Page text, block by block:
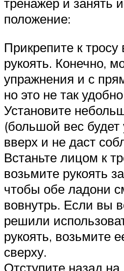
положение:
Прикрепите к
рукоять. Конечно,
упражнения и с
но это не так
Установите
(большой вес будет
вверх и не даст
Встаньте лицом к
возьмите рукоять
чтобы обе ладони
вовнутрь. Если вы
решили
рукоять, возьмите
сверху.
Отступите назад